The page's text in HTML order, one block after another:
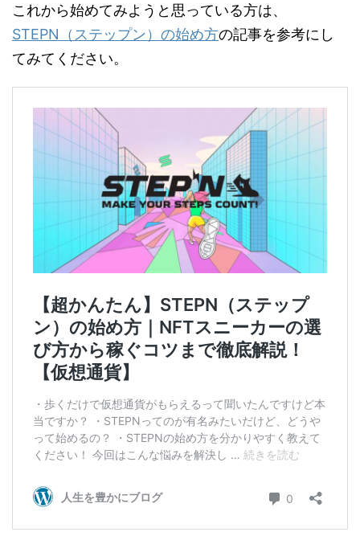
これから始めてみようと思っている方は、
STEPN（ステップン）の始め方の記事を参考にし
てみてください。